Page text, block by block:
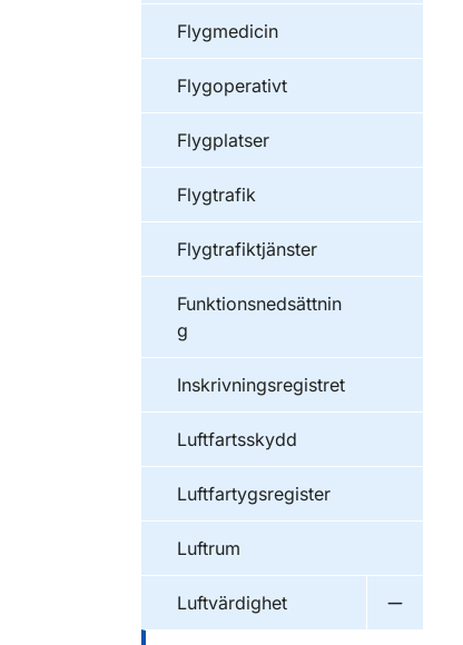
Flygmedicin
Flygoperativt
Flygplatser
Flygtrafik
Flygtrafiktjänster
Funktionsnedsättnin
g
Inskrivningsregistret
Luftfartsskydd
Luftfartygsregister
Luftrum
Luftvärdighet